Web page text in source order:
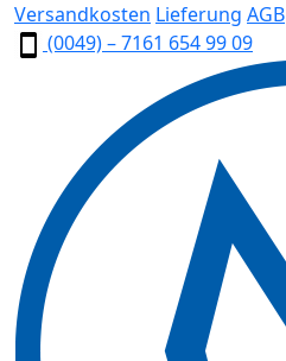
Versandkosten Lieferung AGB
(0049) – 7161 654 99 09